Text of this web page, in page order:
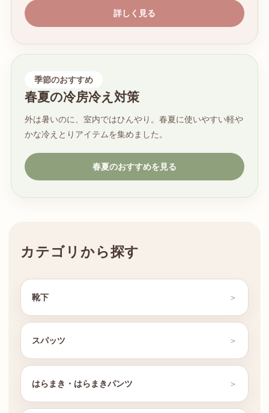
詳しく見る
季節のおすすめ
春夏の冷房冷え対策
外は暑いのに、室内ではひんやり。春夏に使いやすい軽や
かな冷えとりアイテムを集めました。
春夏のおすすめを見る
カテゴリから探す
靴下
スパッツ
はらまき・はらまきパンツ